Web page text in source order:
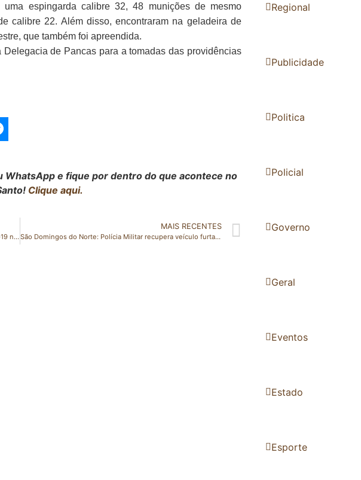
espingarda calibre 32, 48 munições de mesmo
calibre 22. Além disso, encontraram na geladeira de
que também foi apreendida.
de Pancas para a tomadas das providências
WhatsApp e fique por dentro do que acontece no
Clique aqui.
Estado recebe 144.720 doses de vacinas contra a Covid-19 nesta semana
MAIS RECENTES
São Domingos do Norte: Polícia Militar recupera veículo furtado
Regional
Publicidade
Politica
Policial
Governo
Geral
Eventos
Estado
Esporte